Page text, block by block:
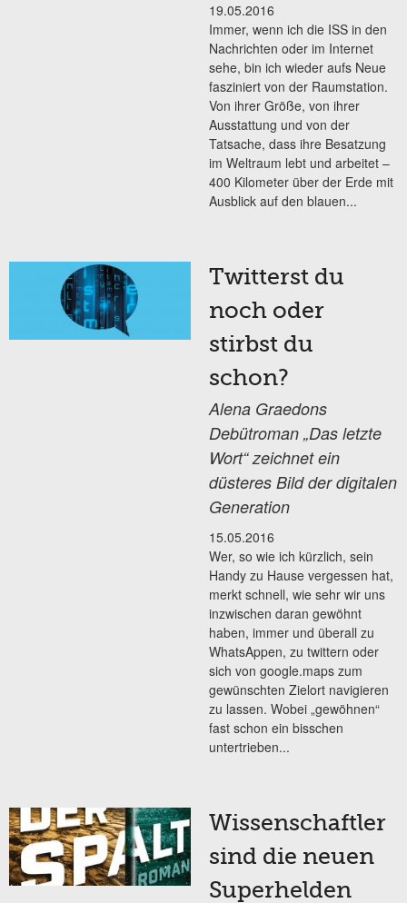
19.05.2016
Immer, wenn ich die ISS in den
Nachrichten oder im Internet
sehe, bin ich wieder aufs Neue
fasziniert von der Raumstation.
Von ihrer Größe, von ihrer
Ausstattung und von der
Tatsache, dass ihre Besatzung
im Weltraum lebt und arbeitet –
400 Kilometer über der Erde mit
Ausblick auf den blauen...
Twitterst du
noch oder
stirbst du
schon?
Alena Graedons
Debütroman „Das letzte
Wort“ zeichnet ein
düsteres Bild der digitalen
Generation
15.05.2016
Wer, so wie ich kürzlich, sein
Handy zu Hause vergessen hat,
merkt schnell, wie sehr wir uns
inzwischen daran gewöhnt
haben, immer und überall zu
WhatsAppen, zu twittern oder
sich von google.maps zum
gewünschten Zielort navigieren
zu lassen. Wobei „gewöhnen“
fast schon ein bisschen
untertrieben...
Wissenschaftler
sind die neuen
Superhelden